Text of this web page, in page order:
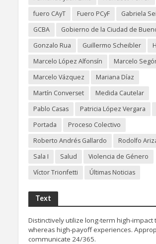
fuero CAyT
Fuero PCyF
Gabriela
GCBA
Gobierno de la Ciudad de
Gonzalo Rua
Guillermo Scheibler
Marcelo López Alfonsín
Marcelo
Marcelo Vázquez
Mariana Díaz
Martín Converset
Medida Cautelar
Pablo Casas
Patricia López Vergara
Portada
Proceso Colectivo
Roberto Andrés Gallardo
Rodolfo
Sala I
Salud
Violencia de Género
Víctor Trionfetti
Últimas Noticias
Text
Distinctively utilize long-term high-impact
whereas high-payoff experiences.
communicate 24/365.